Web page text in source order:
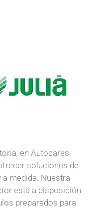
en Autocares
soluciones de
medida. Nuestra
está a disposición
preparados para